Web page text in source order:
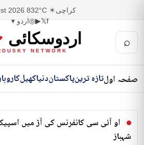
کراچی☀ 32°C
8 August 2026
f
𝕏
▶
◎اردو ▾
⌕ اردوسکائی
NETWORK
صفحہ اولتازہ ترینپاکستاندنیاکھیل
او آئی سی کانفرنس کی آڑ میں
شہباز